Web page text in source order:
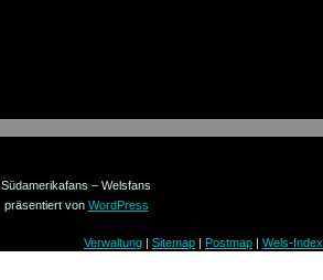
Südamerikafans – Welsfans
präsentiert von WordPress
Verwaltung Sitemap Postmap Wels-Index